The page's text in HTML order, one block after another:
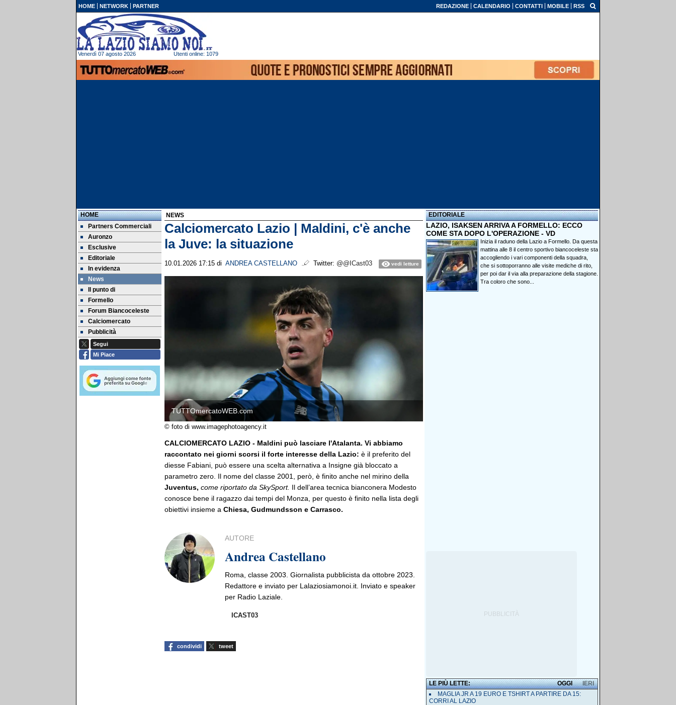
HOME NETWORK PARTNER REDAZIONE CALENDARIO CONTATTI MOBILE RSS
Venerdì 07 agosto 2026 Utenti online: 1079
HOME
Partners Commerciali
Auronzo
Esclusive
Editoriale
In evidenza
News
Il punto di
Formello
Forum Biancoceleste
Calciomercato
Pubblicità
Segui
Mi Piace
NEWS
Calciomercato Lazio | Maldini, c'è anche
la Juve: la situazione
10.01.2026 17:15 di ANDREA CASTELLANO Twitter: @@ICast03 vedi letture
TUTTOmercatoWEB.com
© foto di www.imagephotoagency.it
CALCIOMERCATO LAZIO - Maldini può lasciare l'Atalanta. Vi abbiamo
raccontato nei giorni scorsi il forte interesse della Lazio: è il preferito del
diesse Fabiani, può essere una scelta alternativa a Insigne già bloccato a
parametro zero. Il nome del classe 2001, però, è finito anche nel mirino della
Juventus, come riportato da SkySport. Il dell’area tecnica bianconera Modesto
conosce bene il ragazzo dai tempi del Monza, per questo è finito nella lista degli
obiettivi insieme a Chiesa, Gudmundsson e Carrasco.
AUTORE
Andrea Castellano
Roma, classe 2003. Giornalista pubblicista da ottobre 2023.
Redattore e inviato per Lalaziosiamonoi.it. Inviato e speaker
per Radio Laziale.
ICAST03
condividi tweet
EDITORIALE
LAZIO, ISAKSEN ARRIVA A FORMELLO: ECCO
COME STA DOPO L'OPERAZIONE - VD
Inizia il raduno della Lazio a Formello. Da questa
mattina alle 8 il centro sportivo biancoceleste sta
accogliendo i vari componenti della squadra,
che si sottoporranno alle visite mediche di rito,
per poi dar il via alla preparazione della stagione.
Tra coloro che sono...
LE PIÙ LETTE: IERI
OGGI
MAGLIA JR A 19 EURO E TSHIRT A PARTIRE DA 15:
CORRI AL LAZIO